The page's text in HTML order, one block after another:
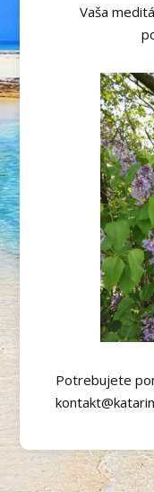
Vaša
Potrebujete